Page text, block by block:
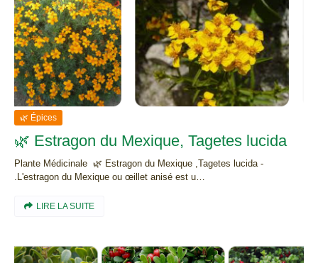
🌿 Épices
🌿 Estragon du Mexique, Tagetes lucida
Plante Médicinale 🌿 Estragon du Mexique ,Tagetes lucida -
.L'estragon du Mexique ou œillet anisé est u…
LIRE LA SUITE